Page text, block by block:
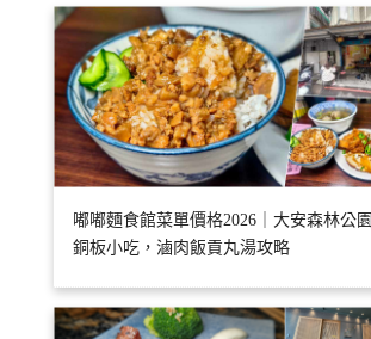
嘟嘟麵食館菜單價格2026｜大安森林公園
銅板小吃，滷肉飯貢丸湯攻略